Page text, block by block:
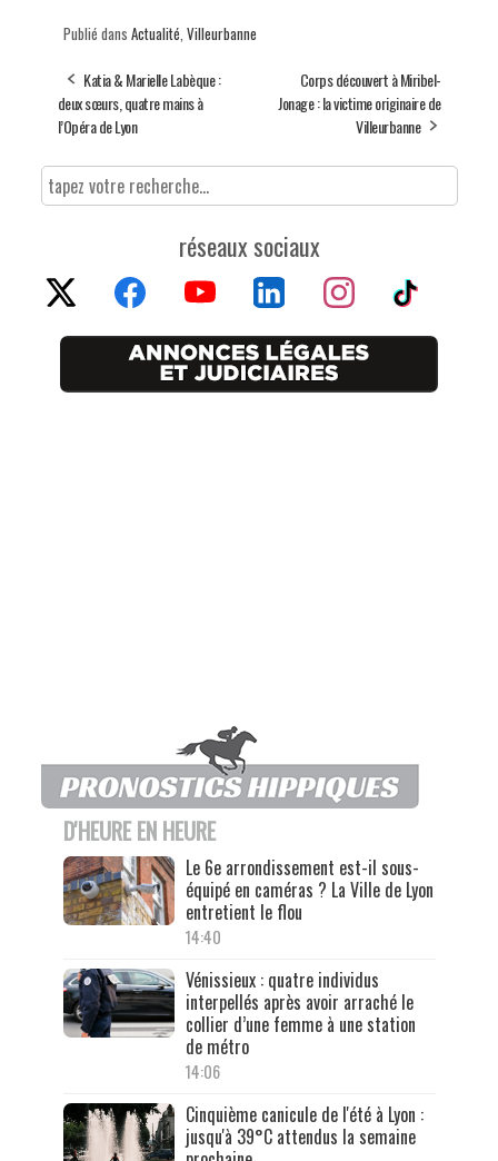
Publié dans Actualité Villeurbanne
Katia & Marielle Labèque :
deux sœurs, quatre mains à
l’Opéra de Lyon
Corps découvert à Miribel-
Jonage : la victime originaire de
Villeurbanne
réseaux sociaux
D'HEURE EN HEURE
Le 6e arrondissement est-il sous-
équipé en caméras ? La Ville de Lyon
entretient le flou
14:40
Vénissieux : quatre individus
interpellés après avoir arraché le
collier d’une femme à une station
de métro
14:06
Cinquième canicule de l'été à Lyon :
jusqu'à 39°C attendus la semaine